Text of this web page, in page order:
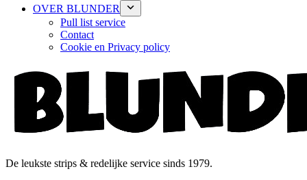
OVER BLUNDER
Pull list service
Contact
Cookie en Privacy policy
De leukste strips & redelijke service sinds 1979.